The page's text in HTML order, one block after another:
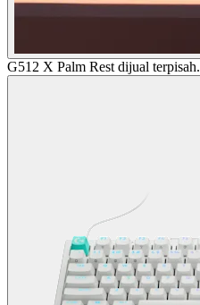
G512 X Palm Rest dijual terpisah.